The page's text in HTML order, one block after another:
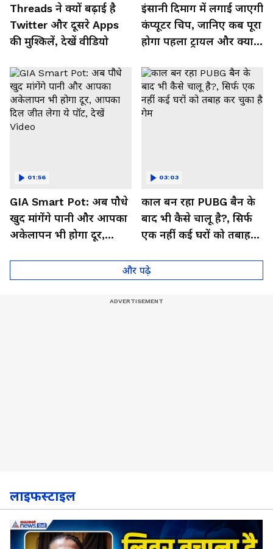
Threads ने क्यों बढ़ाई है
Twitter और दूसरे Apps
की मुश्किलें, देखें वीडियो
इंसानी दिमाग में लगाई जाएगी
कंप्यूटर चिप, जानिए कब पूरा
होगा पहला ट्रायल और क्या
GIA Smart Pot: अब पौधे
खुद मांगेंगे पानी और आपका
अकेलापन भी होगा दूर,
01:56
काल बन रहा PUBG बैन के
बाद भी कैसे चालू है?, सिर्फ
एक नहीं कई घरों को तबाह
03:03
और पढ़े
लाइफस्टाइल